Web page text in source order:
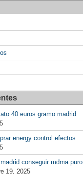
40 euros gramo madrid
energy control efectos
conseguir mdma puro
19, 2025